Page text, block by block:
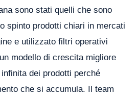
sono stati quelli che sono
spinto prodotti chiari in mercati
e utilizzato filtri operativi
modello di crescita migliore
dei prodotti perché
che si accumula. Il team